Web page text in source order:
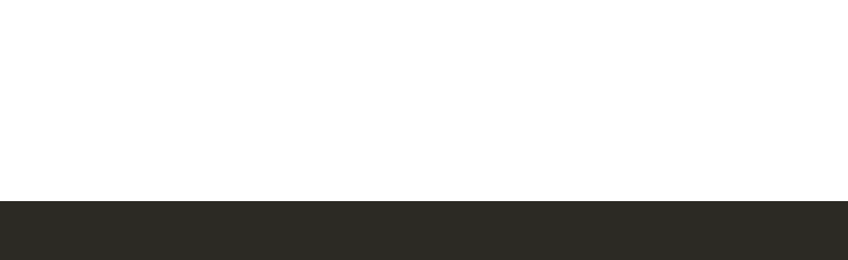
Ekmek dilimi merkezleme